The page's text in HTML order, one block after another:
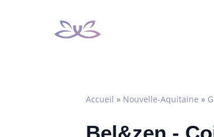
Accueil » Nouvelle-Aquitaine »